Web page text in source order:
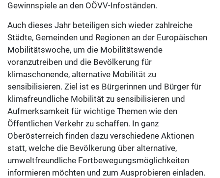
Gewinnspiele an den OÖVV-Infoständen.
Auch dieses Jahr beteiligen sich wieder zahlreiche
Städte, Gemeinden und Regionen an der Europäischen
Mobilitätswoche, um die Mobilitätswende
voranzutreiben und die Bevölkerung für
klimaschonende, alternative Mobilität zu
sensibilisieren. Ziel ist es Bürgerinnen und Bürger für
klimafreundliche Mobilität zu sensibilisieren und
Aufmerksamkeit für wichtige Themen wie den
Öffentlichen Verkehr zu schaffen. In ganz
Oberösterreich finden dazu verschiedene Aktionen
statt, welche die Bevölkerung über alternative,
umweltfreundliche Fortbewegungsmöglichkeiten
informieren möchten und zum Ausprobieren einladen.